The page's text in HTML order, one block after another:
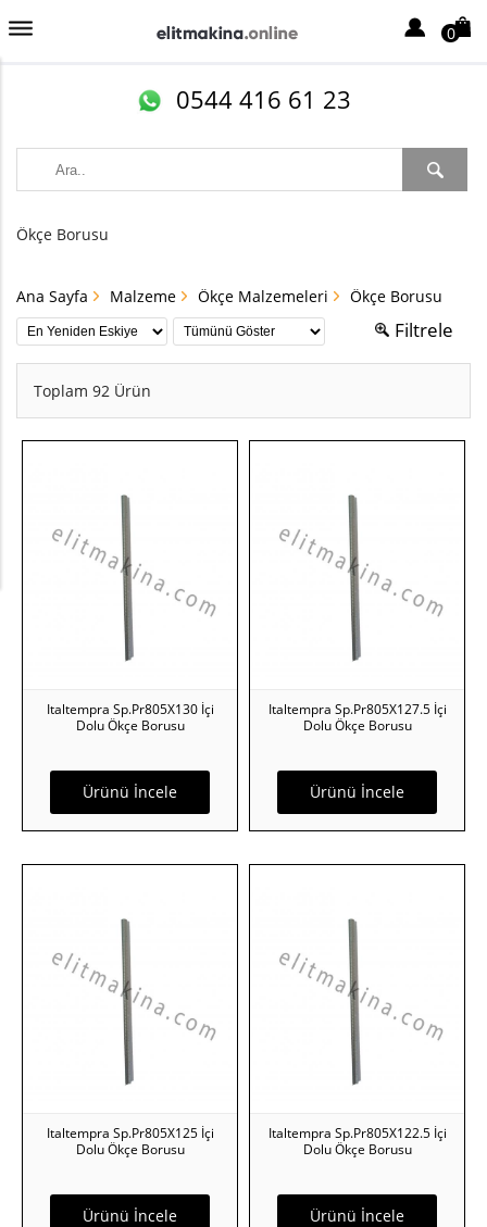
0
0544 416 61 23
Ökçe Borusu
Ana Sayfa Malzeme Ökçe Malzemeleri Ökçe Borusu
Filtrele
Toplam 92 Ürün
Ürünü İncele
Italtempra Sp.Pr805X130 İçi
Dolu Ökçe Borusu
Ürünü İncele
Italtempra Sp.Pr805X127.5 İçi
Dolu Ökçe Borusu
Ürünü İncele
Italtempra Sp.Pr805X125 İçi
Dolu Ökçe Borusu
Ürünü İncele
Italtempra Sp.Pr805X122.5 İçi
Dolu Ökçe Borusu